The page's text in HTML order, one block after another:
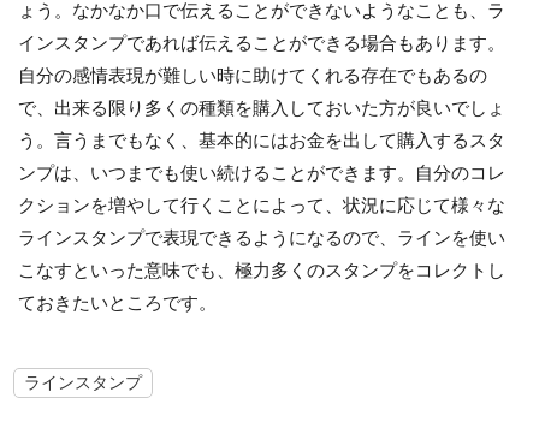
ょう。なかなか口で伝えることができないようなことも、ラ
インスタンプであれば伝えることができる場合もあります。
自分の感情表現が難しい時に助けてくれる存在でもあるの
で、出来る限り多くの種類を購入しておいた方が良いでしょ
う。言うまでもなく、基本的にはお金を出して購入するスタ
ンプは、いつまでも使い続けることができます。自分のコレ
クションを増やして行くことによって、状況に応じて様々な
ラインスタンプで表現できるようになるので、ラインを使い
こなすといった意味でも、極力多くのスタンプをコレクトし
ておきたいところです。
ラインスタンプ